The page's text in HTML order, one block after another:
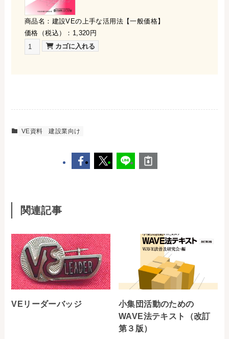
商品名：建設VEの上手な活用法【一般価格】
価格（税込）：1,320円
VE資料 建設業向け
関連記事
VEリーダーバッジ
小集団活動のための
WAVE法テキスト（改訂
第３版）